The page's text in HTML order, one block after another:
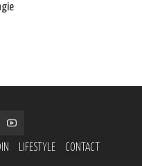
LIFESTYLE CONTACT